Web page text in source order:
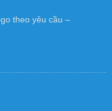
theo yêu cầu –